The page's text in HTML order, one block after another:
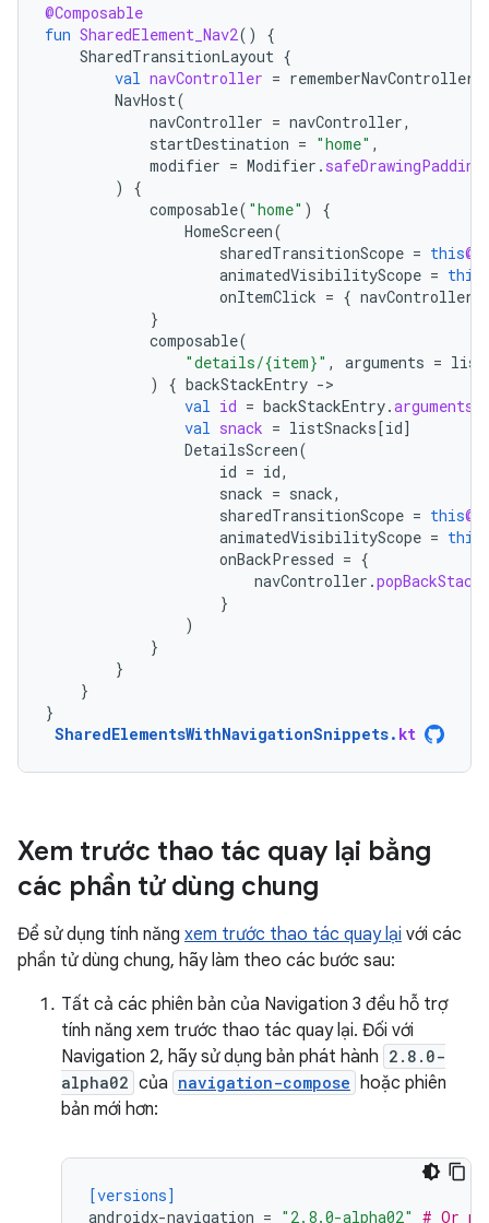
@Composable
fun SharedElement_Nav2()
{
SharedTransitionLayout {
val navController = rememberNavController
NavHost(
navController = navController,
startDestination = "home" ,
modifier = Modifier . safeDrawingPadding
)
{
composable( "home" )
{
HomeScreen(
sharedTransitionScope = this
animatedVisibilityScope = this
onItemClick = { navController
}
composable(
"details/{item}" , arguments =
)
{ backStackEntry -
val id = backStackEntry.arguments
val snack = listSnacks[id]
DetailsScreen(
id = id,
snack = snack,
sharedTransitionScope = this
animatedVisibilityScope = this
onBackPressed = {
navController .popBackStack
}
)
}
}
}
}
SharedElementsWithNavigationSnippets. kt
Xem trước thao tác quay lại bằng
các phần tử dùng chung
Để sử dụng tính năng xem trước thao tác quay lại với các
phần tử dùng chung, hãy làm theo các bước sau:
Tất cả các phiên bản của Navigation 3 đều hỗ trợ
tính năng xem trước thao tác quay lại. Đối với
Navigation 2, hãy sử dụng bản phát hành 2.8.0-
alpha02 của navigation-compose
hoặc phiên
bản mới hơn:
[versions]
androidx-navigation = "2.8.0-alpha02" # Or